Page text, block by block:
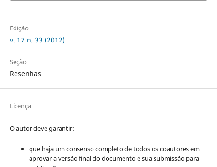
Edição
v. 17 n. 33 (2012)
Seção
Resenhas
Licença
O autor deve garantir:
que haja um consenso completo de todos os coautores em
aprovar a versão final do documento e sua submissão para